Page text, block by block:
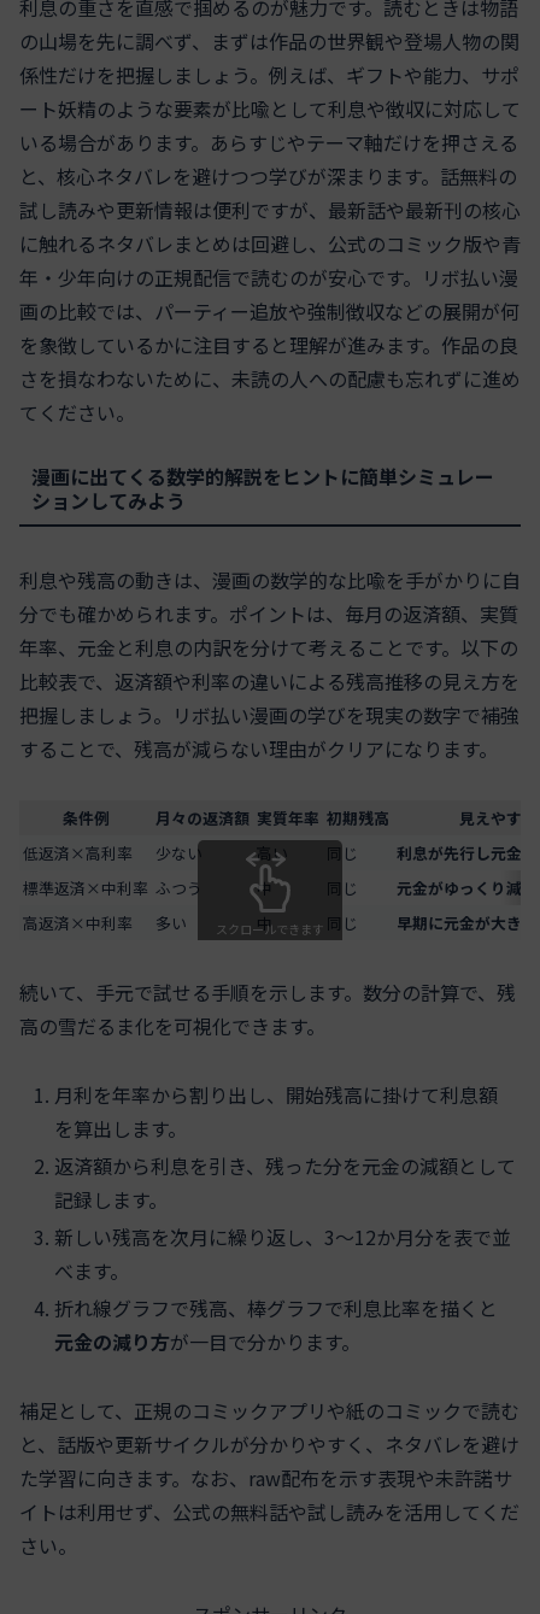
利息の重さを直感で掴めるのが魅力です。読むときは物語
の山場を先に調べず、まずは作品の世界観や登場人物の関
係性だけを把握しましょう。例えば、ギフトや能力、サポ
ート妖精のような要素が比喩として利息や徴収に対応して
いる場合があります。あらすじやテーマ軸だけを押さえる
と、核心ネタバレを避けつつ学びが深まります。話無料の
試し読みや更新情報は便利ですが、最新話や最新刊の核心
に触れるネタバレまとめは回避し、公式のコミック版や青
年・少年向けの正規配信で読むのが安心です。リボ払い漫
画の比較では、パーティー追放や強制徴収などの展開が何
を象徴しているかに注目すると理解が進みます。作品の良
さを損なわないために、未読の人への配慮も忘れずに進め
てください。
漫画に出てくる数学的解説をヒントに簡単シミュレー
ションしてみよう
利息や残高の動きは、漫画の数学的な比喩を手がかりに自
分でも確かめられます。ポイントは、毎月の返済額、実質
年率、元金と利息の内訳を分けて考えることです。以下の
比較表で、返済額や利率の違いによる残高推移の見え方を
把握しましょう。リボ払い漫画の学びを現実の数字で補強
することで、残高が減らない理由がクリアになります。
条件例 月々の返済額 実質年率 初期残高
見えやす
低返済×高利率
少ない 高い 同じ
利息が先行し元金
標準返済×中利率 ふつう 中 同じ
元金がゆっくり減少
高返済×中利率
多い 中 同じ 早期に元金が大き
スクロールできます
続いて、手元で試せる手順を示します。数分の計算で、残
高の雪だるま化を可視化できます。
月利を年率から割り出し、開始残高に掛けて利息額
を算出します。
返済額から利息を引き、残った分を元金の減額として
記録します。
新しい残高を次月に繰り返し、3〜12か月分を表で並
べます。
折れ線グラフで残高、棒グラフで利息比率を描くと
元金の減り方が一目で分かります。
補足として、正規のコミックアプリや紙のコミックで読む
と、話版や更新サイクルが分かりやすく、ネタバレを避け
た学習に向きます。なお、raw配布を示す表現や未許諾サ
イトは利用せず、公式の無料話や試し読みを活用してくだ
さい。